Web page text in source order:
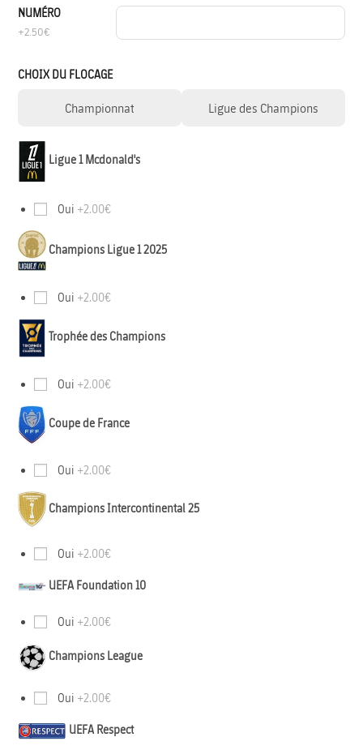
NUMÉRO
+2.50€
CHOIX DU FLOCAGE
Championnat Ligue des Champions
Ligue 1 Mcdonald's
Oui +2.00€
Champions Ligue 1 2025
Oui +2.00€
Trophée des Champions
Oui +2.00€
Coupe de France
Oui +2.00€
Champions Intercontinental 25
Oui +2.00€
UEFA Foundation 10
Oui +2.00€
Champions League
Oui +2.00€
UEFA Respect